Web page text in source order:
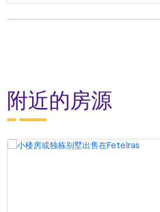
附近的房源